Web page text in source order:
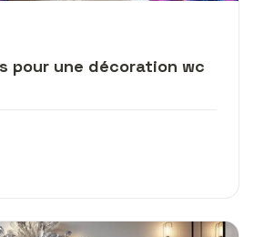
pour une décoration wc